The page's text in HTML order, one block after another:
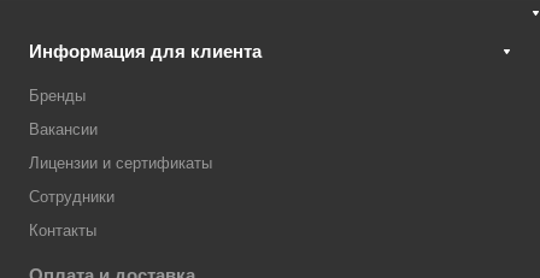
Информация для клиента
Бренды
Вакансии
Лицензии и сертификаты
Сотрудники
Контакты